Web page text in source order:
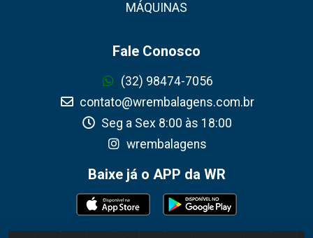
MÁQUINAS
Fale Conosco
(32) 98474-7056
contato@wrembalagens.com.br
Seg a Sex 8:00 às 18:00
wrembalagens
Baixe já o APP da WR